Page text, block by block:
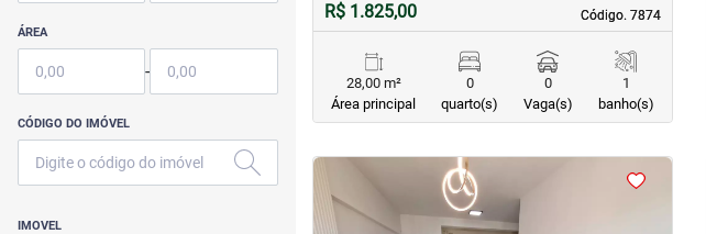
ÁREA
-
CÓDIGO DO IMÓVEL
IMOVEL
Código. 7874
Código. 7874
R$ 1.825,00
28,00 m²
Área principal
0
quarto(s)
0
Vaga(s)
1
banho(s)
<